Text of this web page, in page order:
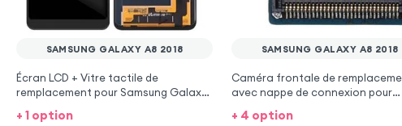
SAMSUNG GALAXY A8 2018
Écran LCD + Vitre tactile de
remplacement pour Samsung Galaxy
+ 1 option
SAMSUNG GALAXY A8 2018
Caméra frontale de
avec nappe de connexion pour
Samsung Galaxy A8 2018
+ 4 option